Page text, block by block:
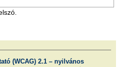
(WCAG) 2.1 – nyilvános